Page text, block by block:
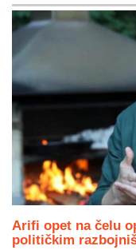
Arifi opet na čelu
političkim